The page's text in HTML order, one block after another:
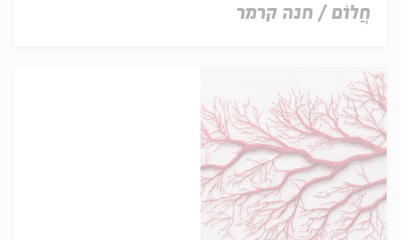
חֲלוֹם / חנה קרמר